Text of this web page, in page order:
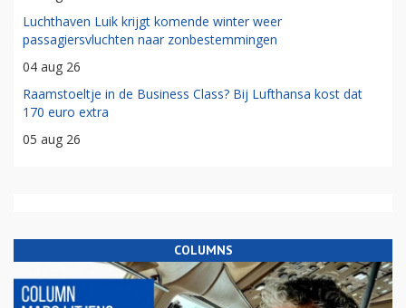
Luchthaven Luik krijgt komende winter weer
passagiersvluchten naar zonbestemmingen
04 aug 26
Raamstoeltje in de Business Class? Bij Lufthansa kost dat
170 euro extra
05 aug 26
COLUMNS